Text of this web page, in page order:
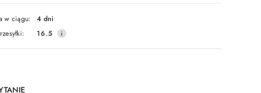
w ciągu:
4 dni
16.5